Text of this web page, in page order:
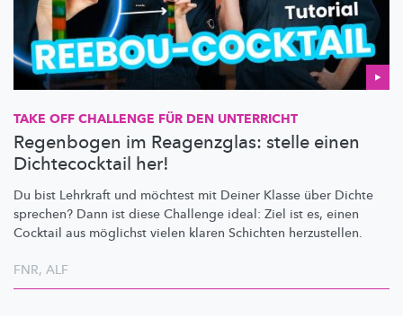
TAKE OFF CHALLENGE FÜR DEN UNTERRICHT
Regenbogen im Reagenzglas: stelle einen
Dichtecocktail her!
Du bist Lehrkraft und möchtest mit Deiner Klasse über Dichte
sprechen? Dann ist diese Challenge ideal: Ziel ist es, einen
Cocktail aus möglichst vielen klaren Schichten herzustellen.
FNR, ALF